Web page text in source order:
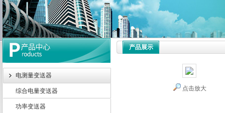
电测量变送器
综合电量变送器
功率变送器
产品展示
点击放大